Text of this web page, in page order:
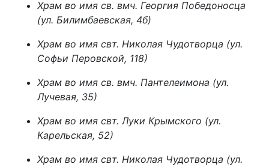
Храм во имя св. вмч. Георгия Победоносца
(ул. Билимбаевская, 4б)
Храм во имя свт. Николая Чудотворца (ул.
Софьи Перовской, 118)
Храм во имя св. вмч. Пантелеимона (ул.
Лучевая, 35)
Храм во имя свт. Луки Крымского (ул.
Карельская, 52)
Храм во имя свт. Николая Чудотворца (ул.